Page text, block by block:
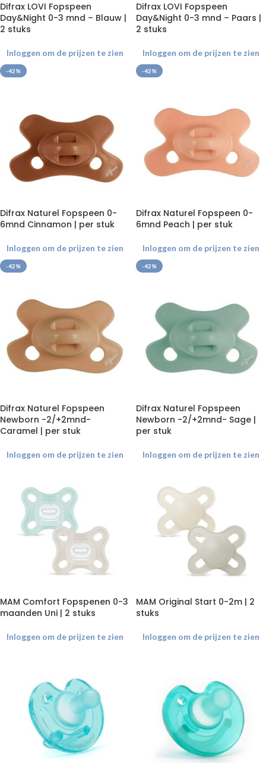
Difrax LOVI Fopspeen
Day&Night 0-3 mnd – Blauw |
2 stuks
Inloggen om de prijzen te zien
Difrax LOVI Fopspeen
Day&Night 0-3 mnd – Paars |
2 stuks
Inloggen om de prijzen te zien
-42%
Difrax Naturel Fopspeen 0-
6mnd Cinnamon | per stuk
Inloggen om de prijzen te zien
-42%
Difrax Naturel Fopspeen 0-
6mnd Peach | per stuk
Inloggen om de prijzen te zien
-42%
Difrax Naturel Fopspeen
Newborn -2/+2mnd-
Caramel | per stuk
Inloggen om de prijzen te zien
-42%
Difrax Naturel Fopspeen
Newborn -2/+2mnd- Sage |
per stuk
Inloggen om de prijzen te zien
MAM Comfort Fopspenen 0-3
maanden Uni | 2 stuks
Inloggen om de prijzen te zien
MAM Original Start 0-2m | 2
stuks
Inloggen om de prijzen te zien